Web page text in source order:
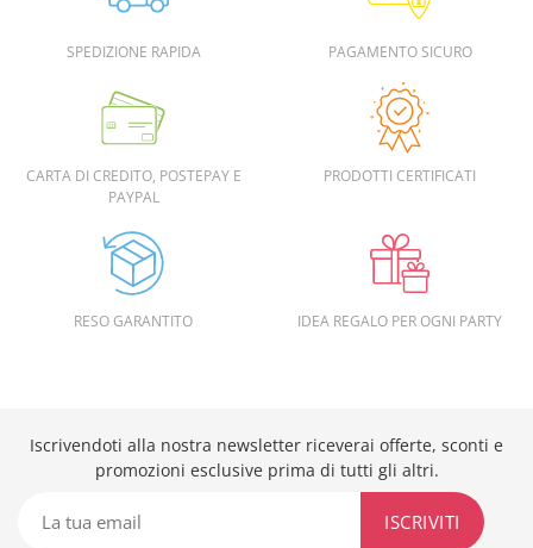
SPEDIZIONE RAPIDA PAGAMENTO SICURO
CARTA DI CREDITO, POSTEPAY E
PAYPAL
PRODOTTI CERTIFICATI
RESO GARANTITO IDEA REGALO PER OGNI PARTY
Iscrivendoti alla nostra newsletter riceverai offerte, sconti e
promozioni esclusive prima di tutti gli altri.